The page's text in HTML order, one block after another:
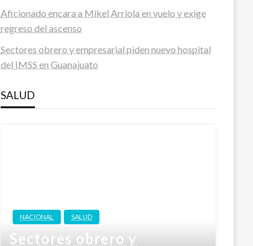
Aficionado encara a Mikel Arriola en vuelo y exige
regreso del ascenso
Sectores obrero y empresarial piden nuevo hospital
del IMSS en Guanajuato
SALUD
NACIONAL SALUD
Sectores obrero y